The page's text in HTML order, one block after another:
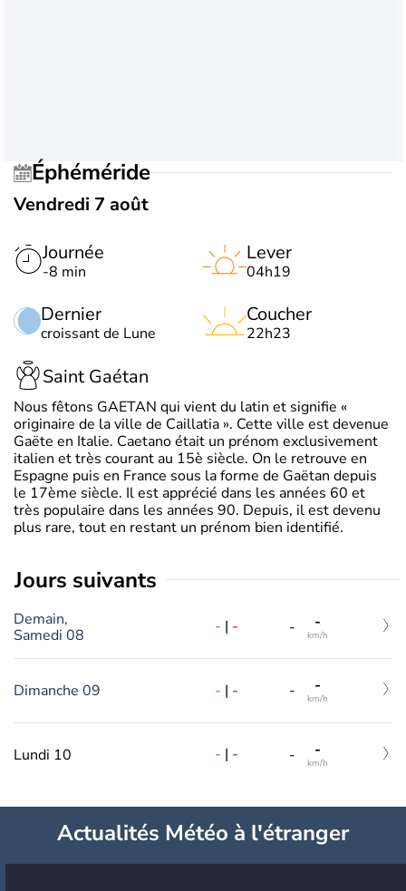
Éphéméride
Vendredi 7 août
Journée
-8 min
Dernier
croissant de Lune
Lever
04h19
Coucher
22h23
Saint Gaétan
Nous fêtons GAETAN qui vient du latin et signifie «
originaire de la ville de Caillatia ». Cette ville est devenue
Gaëte en Italie. Caetano était un prénom exclusivement
italien et très courant au 15è siècle. On le retrouve en
Espagne puis en France sous la forme de Gaëtan depuis
le 17ème siècle. Il est apprécié dans les années 60 et
très populaire dans les années 90. Depuis, il est devenu
plus rare, tout en restant un prénom bien identifié.
jours suivants
Demain,
Samedi 08
- | - - -
km/h
Dimanche 09 - | - - -
km/h
Lundi 10 - | - - -
km/h
Actualités Météo à l'étranger